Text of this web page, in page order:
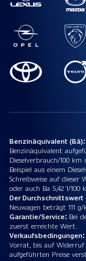
Benzinäquivalent (Bä):
Benzinäquivalent
Dieselverbrauch/100
Beispiel aus einem
Schreibweise auf dieser
oder auch Ba 5,42 1/100
Der Durchschnittswert
Neuwagen beträgt 111
Garantie/Service: Bei
zuerst erreichte Wert.
Verkaufsbedingungen:
Vorrat, bis auf Widerruf
aufgeführten Preise